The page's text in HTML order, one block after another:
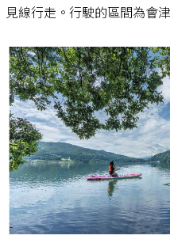
見線行走。行駛的區間為會